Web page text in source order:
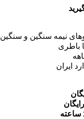
نیمه سنگین و سنگین
باطری
ایران